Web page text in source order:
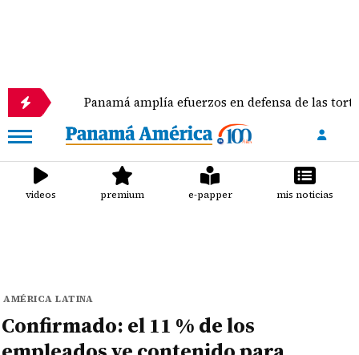
Panamá amplía efuerzos en defensa de las tortugas
videos premium e-papper mis noticias
AMÉRICA LATINA
Confirmado: el 11 % de los